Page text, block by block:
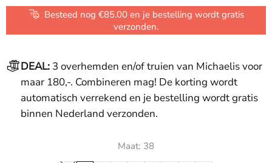
Besteed nog €85.00 en je bestelling wordt gratis
verzonden.
DEAL: 3 overhemden en/of truien van Michaelis voor
maar 180,-. Combineren mag! De korting wordt
automatisch verrekend en je bestelling wordt gratis
binnen Nederland verzonden.
Maat: 38